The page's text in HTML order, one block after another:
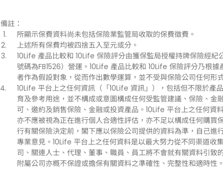
備註：
所顯示保費資料尚未包括保險業監管局收取的保費徵費。
上述所有保費均被四捨五入至元或分。
10Life 產品比較和 10Life 保險評分由獲保監局授權持牌保險經
號碼為FB1526）營運。10Life 產品比較和 10Life 保險評分乃根
者作為假設對象，從而作出數學運算，並不受與保險公司任何形
10Life 平台上之任何資訊（「10Life 資訊」），包括但不限於產
育及參考用途，並不構成或意圖構成任何受監管建議、保險、金
可、邀約及銷售保險、金融或投資產品。10Life 平台上之任何資
亦不應被視為正在進行個人合適性評估，亦不足以構成任何購買
行有關保險決定前，閣下應以保險公司提供的資料為準，自己
專業意見。10Life 平台上之任何資料是以最大努力從不同渠道收
司、關連人士、代理、董事、職員、員工將不會就有關資料引致
附屬公司亦概不保證或擔保有關資料之準確性、完整性和適時性。